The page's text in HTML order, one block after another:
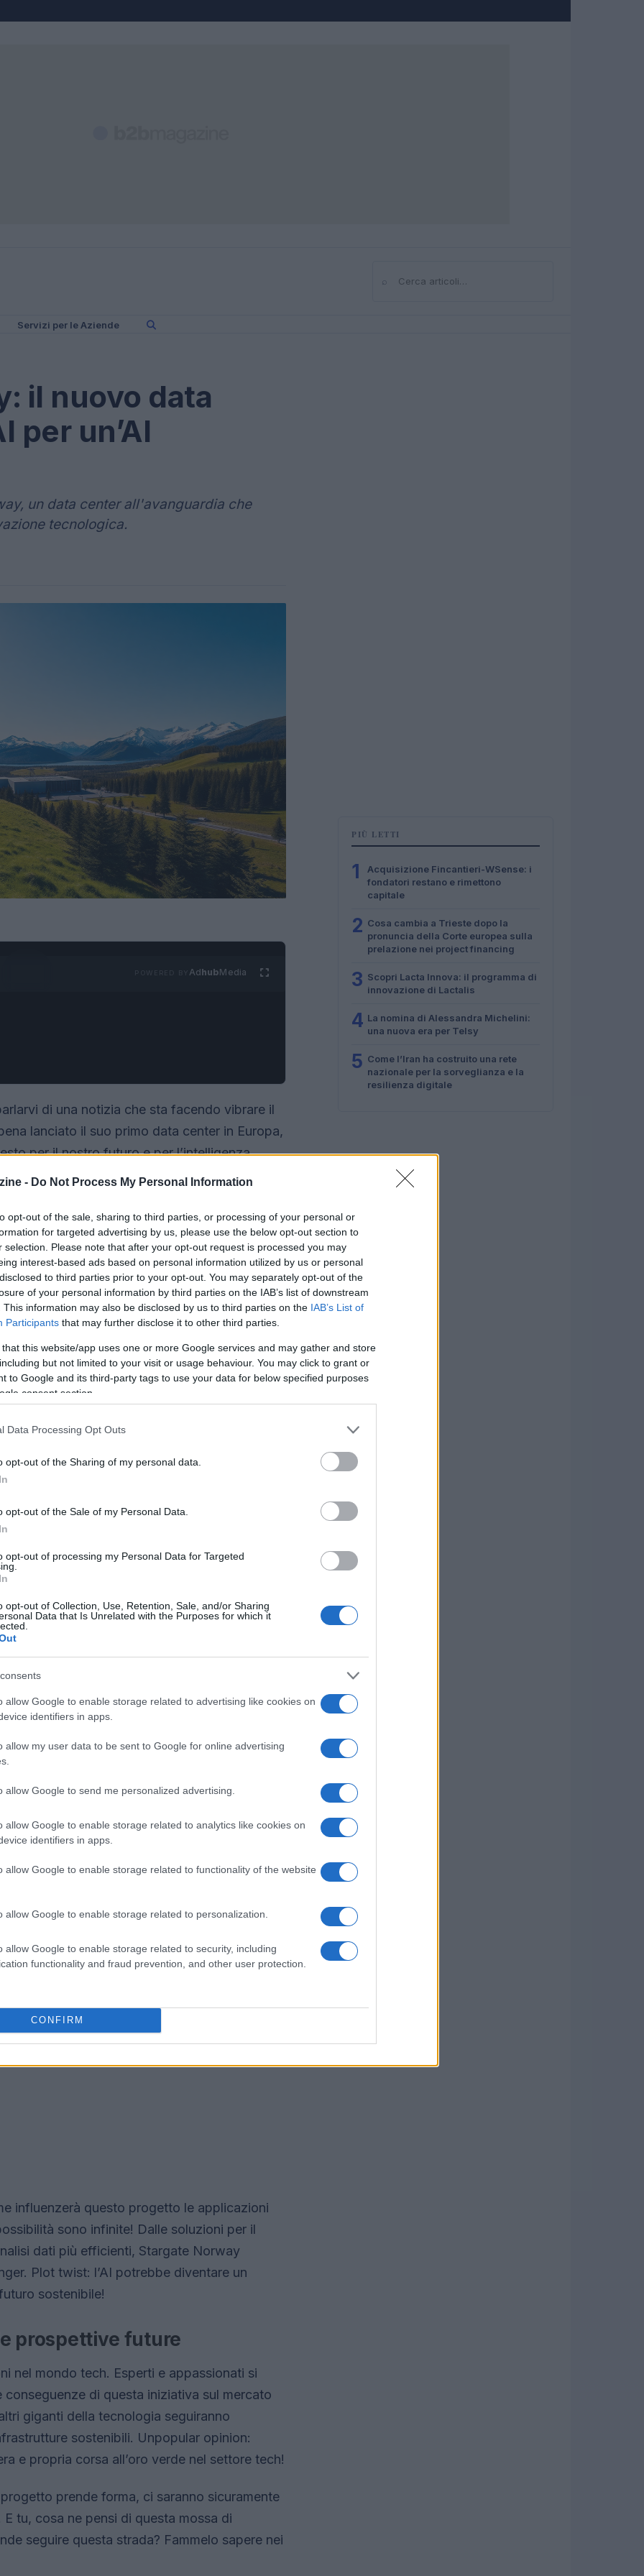
- Do Not Process My Personal Information
opt-out of the sale, sharing to third parties, or processing of your personal or
for targeted advertising by us, please use the below opt-out section to
selection. Please note that after your opt-out request is processed you may
interest-based ads based on personal information utilized by us or personal
to third parties prior to your opt-out. You may separately opt-out of the
of your personal information by third parties on the IAB’s list of downstream
This information may also be disclosed by us to third parties on the IAB’s List of
Participants that may further disclose it to other third parties.
that this website/app uses one or more Google services and may gather and store
but not limited to your visit or usage behaviour. You may click to grant or
to Google and its third-party tags to use your data for below specified purposes
consent section.
Data Processing Opt Outs
opt-out of the Sharing of my personal data.
opt-out of the Sale of my Personal Data.
opt-out of processing my Personal Data for Targeted
opt-out of Collection, Use, Retention, Sale, and/or Sharing
Data that Is Unrelated with the Purposes for which it
allow Google to enable storage related to advertising like cookies on
identifiers in apps.
allow my user data to be sent to Google for online advertising
allow Google to send me personalized advertising.
allow Google to enable storage related to analytics like cookies on
identifiers in apps.
allow Google to enable storage related to functionality of the website
allow Google to enable storage related to personalization.
allow Google to enable storage related to security, including
functionality and fraud prevention, and other user protection.
CONFIRM
⌕Cerca
Servizi per le Aziende
il nuovo data
per un’AI
un data center all'avanguardia che
tecnologica.
AdhubMedia
di una notizia che sta facendo vibrare il
lanciato il suo primo data center in Europa,
per il nostro futuro e per l’intelligenza
della Norvegia
non è affatto casuale. La regione di
rinnovabile, grazie alla sua
è un passo strategico per OpenAI, che
e all’avanguardia. Questo è giving me
le crescenti esigenze di potenza
il suo impatto ambientale. Con un clima
pulita, la Norvegia si presenta come la
dell’AI in Europa. Non trovi che sia una
il futuro dell’AI
solo costruendo un data center, ma sta anche
può e deve andare di pari passo con la
su come possiamo utilizzare
Chi altro pensa che sia il momento di
influenzerà questo progetto le applicazioni
sono infinite! Dalle soluzioni per il
dati più efficienti, Stargate Norway
Plot twist: l’AI potrebbe diventare un
sostenibile!
prospettive future
nel mondo tech. Esperti e appassionati si
di questa iniziativa sul mercato
giganti della tecnologia seguiranno
sostenibili. Unpopular opinion:
e propria corsa all’oro verde nel settore tech!
prende forma, ci saranno sicuramente
tu, cosa ne pensi di questa mossa di
seguire questa strada? Fammelo sapere nei
PIÙ LETTI
1
Acquisizione Fincantieri-WSense: i
fondatori restano e rimettono
capitale
2 Cosa cambia a Trieste dopo la
pronuncia della Corte europea sulla
prelazione nei project financing
3 Scopri Lacta Innova: il programma di
innovazione di Lactalis
4 La nomina di Alessandra Michelini:
una nuova era per Telsy
5 Come l’Iran ha costruito una rete
nazionale per la sorveglianza e la
resilienza digitale